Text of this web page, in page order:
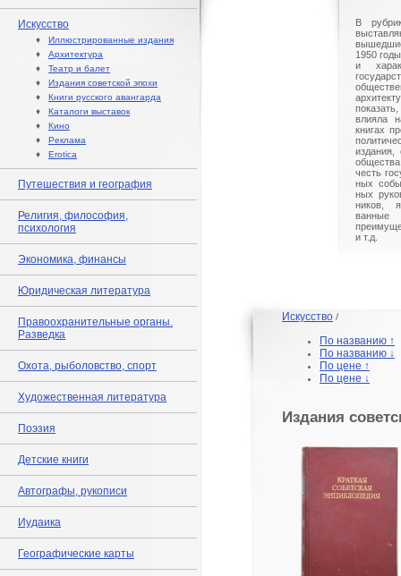
Искусство
♦ Иллюстрированные издания
♦ Архитектура
♦ Театр и балет
♦ Издания советской эпохи
♦ Книги русского авангарда
♦ Каталоги выставок
♦ Кино
♦ Реклама
♦ Erotica
Путешествия и география
Религия, философия,
психология
Экономика, финансы
Юридическая литература
Правоохранительные органы.
Разведка
Охота, рыболовство, спорт
Художественная литература
Поэзия
Детские книги
Автографы, рукописи
Иудаика
Географические карты
В
1950
и
влияла
книгах
честь
ных
ных
ников,
ванные
и т.д.
Искусство /
По названию ↑
По названию ↓
По цене ↑
По цене ↓
Издания